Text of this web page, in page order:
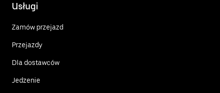
Usługi
Zamów przejazd
Przejazdy
Dla dostawców
Jedzenie